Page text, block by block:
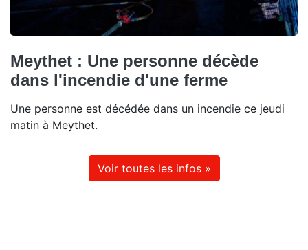
Meythet : Une personne décède
dans l'incendie d'une ferme
Une personne est décédée dans un incendie ce jeudi
matin à Meythet.
Voir toutes les infos »